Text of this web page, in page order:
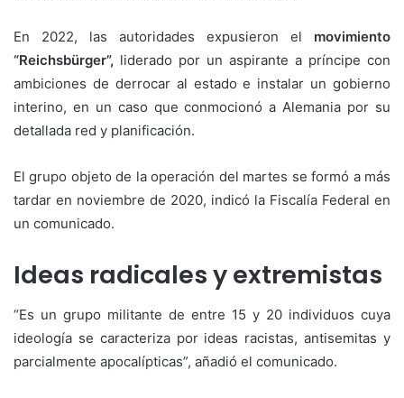
En 2022, las autoridades expusieron el movimiento
“Reichsbürger”, liderado por un aspirante a príncipe con
ambiciones de derrocar al estado e instalar un gobierno
interino, en un caso que conmocionó a Alemania por su
detallada red y planificación.
El grupo objeto de la operación del martes se formó a más
tardar en noviembre de 2020, indicó la Fiscalía Federal en
un comunicado.
Ideas radicales y extremistas
“Es un grupo militante de entre 15 y 20 individuos cuya
ideología se caracteriza por ideas racistas, antisemitas y
parcialmente apocalípticas”, añadió el comunicado.